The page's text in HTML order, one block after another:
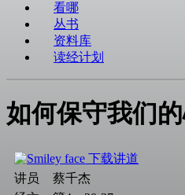
看哪
丛书
资料库
读经计划
如何保守我们
下载讲道
讲员
蔡千杰